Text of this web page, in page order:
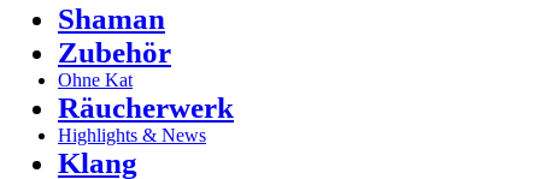
Shaman
Zubehör
Ohne Kat
Räucherwerk
Highlights & News
Klang